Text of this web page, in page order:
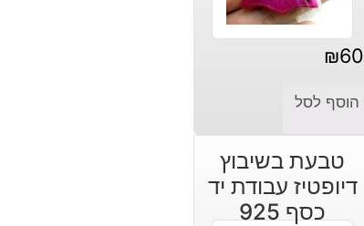
₪60
הוסף לסל
טבעת בשיבוץ
דיופטיז עבודת יד
כסף 925